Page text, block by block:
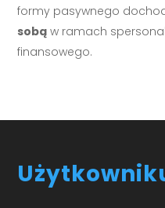
formy pasywnego
sobą w ramach
finansowego.